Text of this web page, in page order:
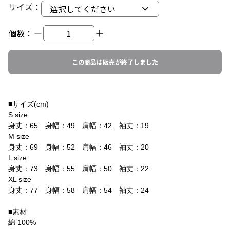
サイズ ：
選択してください
個数：
この商品は販売が終了しました
■サイズ(cm)
S size
身丈：65 身幅：49 肩幅：42 袖丈：19
M size
身丈：69 身幅：52 肩幅：46 袖丈：20
L size
身丈：73 身幅：55 肩幅：50 袖丈：22
XL size
身丈：77 身幅：58 肩幅：54 袖丈：24
■素材
綿 100%